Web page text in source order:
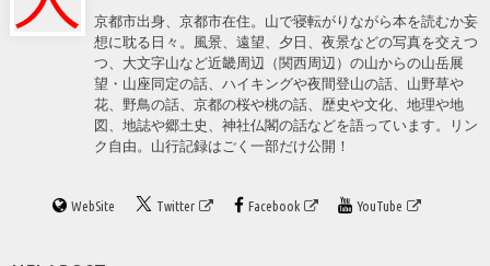
京都市出身、京都市在住。山で寝転がりながら本を読むか妄
想に耽る日々。風景、遠望、夕日、夜景などの写真を交えつ
つ、大文字山など近畿周辺（関西周辺）の山からの山岳展
望・山座同定の話、ハイキングや夜間登山の話、山野草や
花、野鳥の話、京都の桜や桃の話、歴史や文化、地理や地
図、地誌や郷土史、神社仏閣の話などを語っています。リン
ク自由。山行記録はごく一部だけ公開！
WebSite Twitter Facebook YouTube